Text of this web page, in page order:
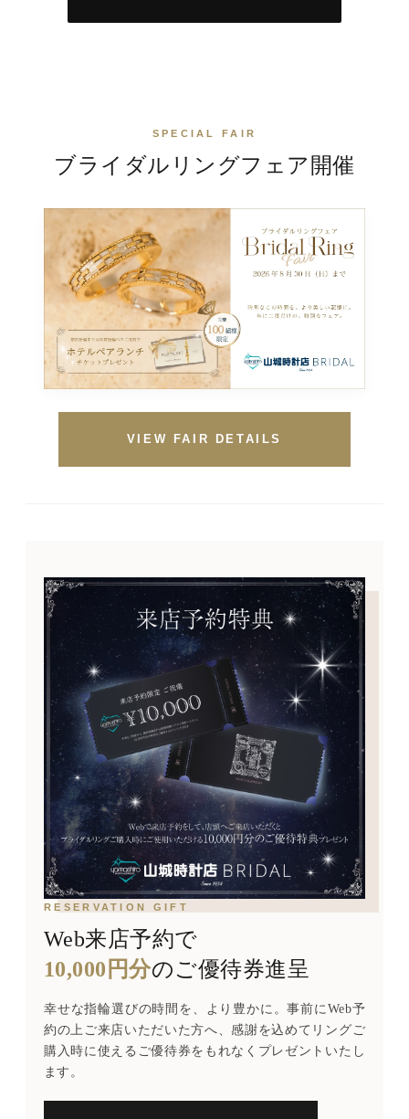
SPECIAL FAIR
ブライダルリングフェア 開催
VIEW FAIR DETAILS
RESERVATION GIFT
Web来店予約で
10,000円分のご優待券進呈
幸せな指輪選びの時間を、より豊かに。事前にWeb予
約の上ご来店いただいた方へ、感謝を込めてリングご
購入時に使えるご優待券をもれなくプレゼントいたし
ます。